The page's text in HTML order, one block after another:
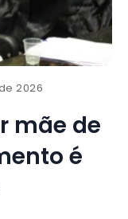
2026
mãe de
é